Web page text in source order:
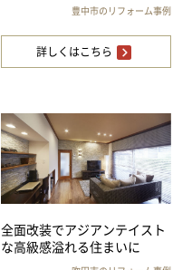
豊中市のリフォーム事例
詳しくはこちら
全面改装でアジアンテイスト
な高級感溢れる住まいに